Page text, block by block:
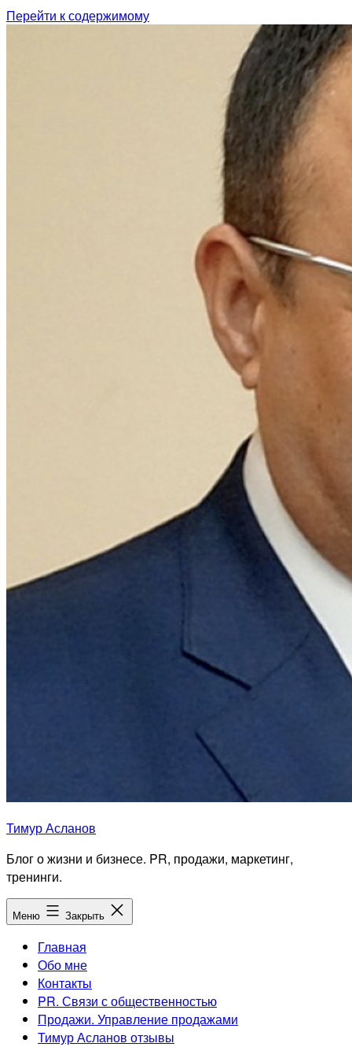
Перейти к содержимому
Тимур Асланов
Блог о жизни и бизнесе. PR, продажи, маркетинг,
тренинги.
Меню Закрыть
Главная
Обо мне
Контакты
PR. Связи с общественностью
Продажи. Управление продажами
Тимур Асланов отзывы